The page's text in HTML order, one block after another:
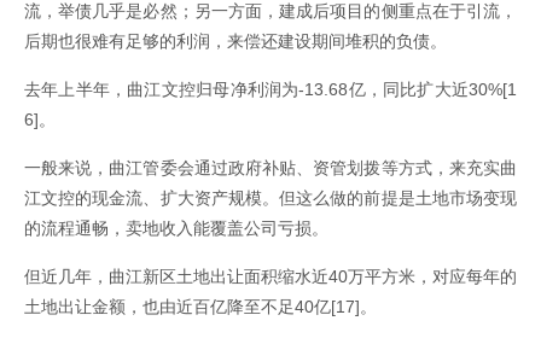
流，举债几乎是必然；另一方面，建成后项目的侧重点在于引流，
后期也很难有足够的利润，来偿还建设期间堆积的负债。
去年上半年，曲江文控归母净利润为-13.68亿，同比扩大近30%[1
6]。
一般来说，曲江管委会通过政府补贴、资管划拨等方式，来充实曲
江文控的现金流、扩大资产规模。但这么做的前提是土地市场变现
的流程通畅，卖地收入能覆盖公司亏损。
但近几年，曲江新区土地出让面积缩水近40万平方米，对应每年的
土地出让金额，也由近百亿降至不足40亿[17]。